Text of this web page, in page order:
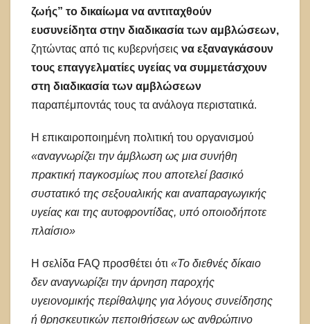
ζωής” το δικαίωμα να αντιταχθούν
ευσυνείδητα στην διαδικασία των αμβλώσεων,
ζητώντας από τις κυβερνήσεις να εξαναγκάσουν
τους επαγγελματίες υγείας να συμμετάσχουν
στη διαδικασία των αμβλώσεων
παραπέμποντάς τους τα ανάλογα περιστατικά.
Η επικαιροποιημένη πολιτική του οργανισμού
«αναγνωρίζει την άμβλωση ως μια συνήθη
πρακτική παγκοσμίως που αποτελεί βασικό
συστατικό της σεξουαλικής και αναπαραγωγικής
υγείας και της αυτοφροντίδας, υπό οποιοδήποτε
πλαίσιο»
Η σελίδα FAQ προσθέτει ότι «Το διεθνές δίκαιο
δεν αναγνωρίζει την άρνηση παροχής
υγειονομικής περίθαλψης για λόγους συνείδησης
ή θρησκευτικών πεποιθήσεων ως ανθρώπινο